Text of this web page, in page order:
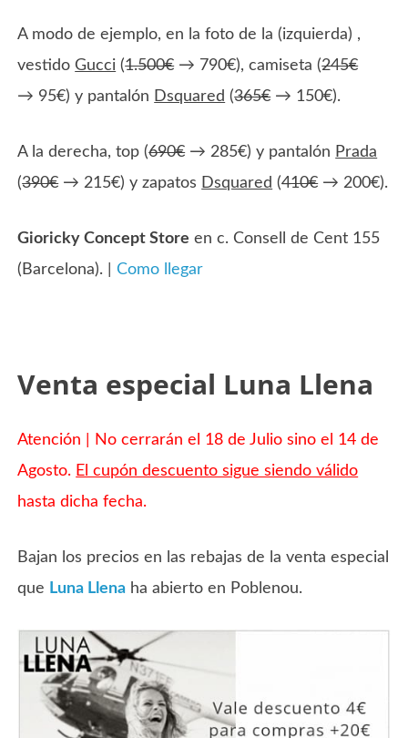
A modo de ejemplo, en la foto de la (izquierda) ,
vestidoGucci (1.500€→ 790€), camiseta (245€
→ 95€) y pantalón Dsquared (365€→ 150€).
A la derecha, top (690€→ 285€) y pantalón Prada
(390€→ 215€) y zapatos Dsquared (410€→ 200€).
Gioricky Concept Store en c. Consell de Cent 155
(Barcelona). |Como llegar
Venta especial Luna Llena
Atención | No cerrarán el 18 de Julio sino el 14 de
Agosto. El cupón descuento sigue siendo válido
hasta dicha fecha.
Bajan los precios en las rebajas de la venta especial
que Luna Llena ha abierto en Poblenou.